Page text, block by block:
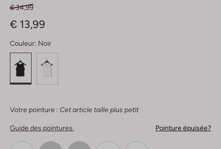
€ 34,99
€ 13,99
Couleur: Noir
Votre pointure : Cet article taille plus petit
Guide des pointures. Pointure épuisée?